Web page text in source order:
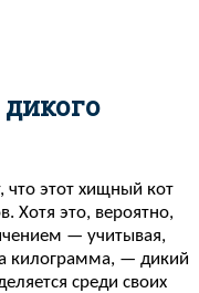
этот хищный кот
Хотя это, вероятно,
— учитывая,
килограмма, — дикий
среди своих